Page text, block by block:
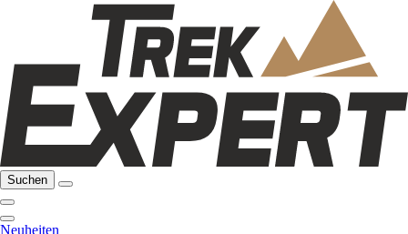
Suchen
Neuheiten